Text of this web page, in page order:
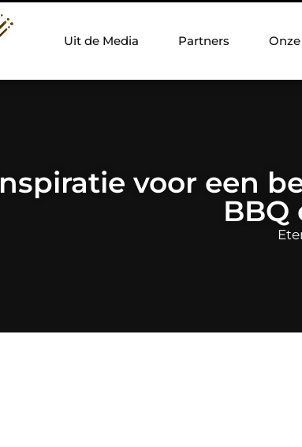
Uit de Media Partners
voor een
BBQ